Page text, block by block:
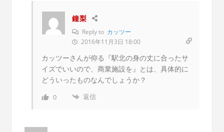
鐘梨
Reply to カッツー
2016年11月3日 18:00
カッツーさんが仰る『駅北の身の丈に合ったサ
イズでいいので、商業施設を』とは、具体的に
どういったものなんでしょうか？
0 返信